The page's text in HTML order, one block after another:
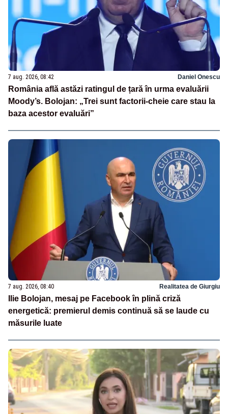
7 aug. 2026, 08:42 Daniel Onescu
România află astăzi ratingul de țară în urma evaluării
Moody’s. Bolojan: „Trei sunt factorii-cheie care stau la
baza acestor evaluări”
7 aug. 2026, 08:40 Realitatea de Giurgiu
Ilie Bolojan, mesaj pe Facebook în plină criză
energetică: premierul demis continuă să se laude cu
măsurile luate